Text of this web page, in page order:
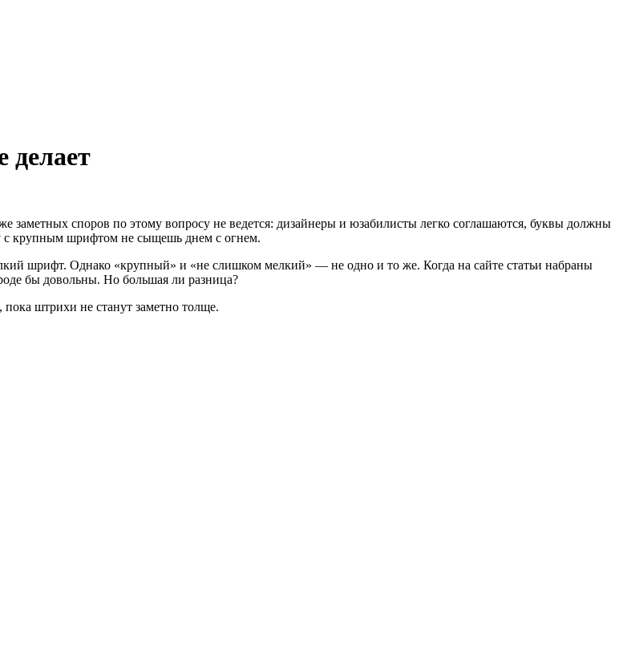
делает
споров по этому вопросу не ведется: дизайнеры и юзабилисты легко соглашаются, буквы должны
с крупным шрифтом не сыщешь днем с огнем.
шрифт. Однако «крупный» и «не слишком мелкий» — не одно и то же. Когда на сайте статьи набраны
бы довольны. Но большая ли разница?
штрихи не станут заметно толще.